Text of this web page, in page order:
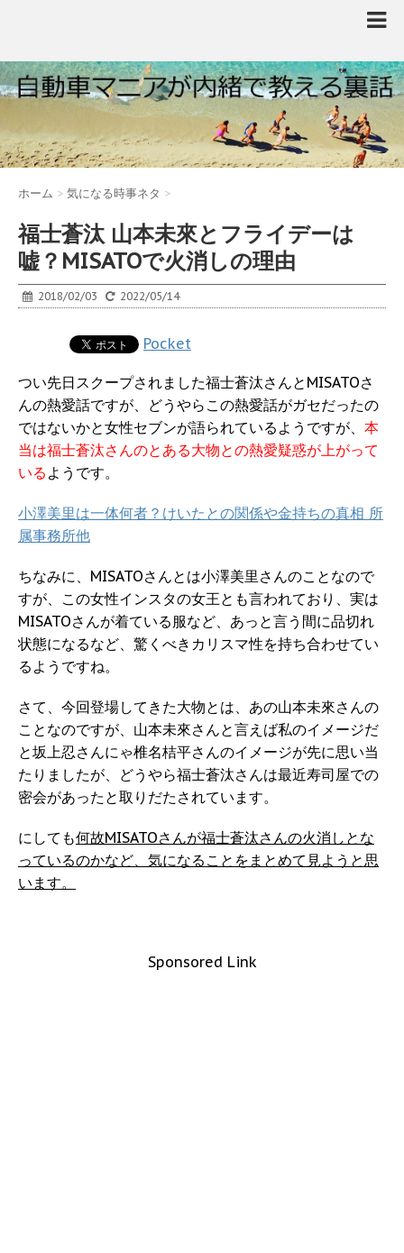
ホーム > 気になる時事ネタ >
福士蒼汰 山本未來とフライデーは
嘘？MISATOで火消しの理由
2018/02/03 2022/05/14
Pocket
つい先日スクープされました福士蒼汰さんとMISATOさ
んの熱愛話ですが、どうやらこの熱愛話がガセだったの
ではないかと女性セブンが語られているようですが、 本
当は福士蒼汰さんのとある大物との熱愛疑惑が上がって
いる ようです。
小澤美里は一体何者？けいたとの関係や金持ちの真相 所
属事務所他
ちなみに、MISATOさんとは小澤美里さんのことなので
すが、この女性インスタの女王とも言われており、実は
MISATOさんが着ている服など、あっと言う間に品切れ
状態になるなど、驚くべきカリスマ性を持ち合わせてい
るようですね。
さて、今回登場してきた大物とは、あの山本未來さんの
ことなのですが、山本未來さんと言えば私のイメージだ
と坂上忍さんにゃ椎名桔平さんのイメージが先に思い当
たりましたが、どうやら福士蒼汰さんは最近寿司屋での
密会があったと取りだたされています。
にしても何故MISATOさんが福士蒼汰さんの火消しとな
っているのかなど、気になることをまとめて見ようと思
います。
Sponsored Link